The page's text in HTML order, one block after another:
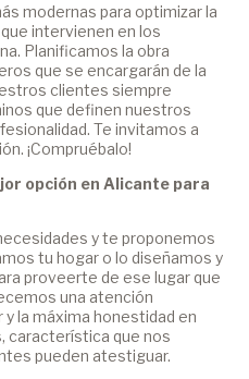
modernas para optimizar la
intervienen en los
Planificamos la obra
que se encargarán de la
clientes siempre
que definen nuestros
Te invitamos a
¡Compruébalo!
opción en Alicante para
y te proponemos
tu hogar o lo diseñamos y
proveerte de ese lugar que
una atención
la máxima honestidad en
característica que nos
pueden atestiguar.